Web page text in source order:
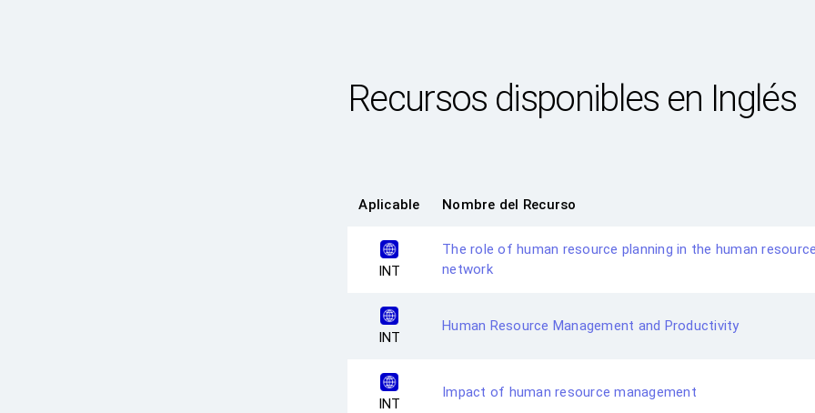
Recursos disponibles en Inglés
Aplicable Nombre del Recurso
INT
The role of human resource planning in the human
network
INT
Human Resource Management and Productivity
INT
Impact of human resource management